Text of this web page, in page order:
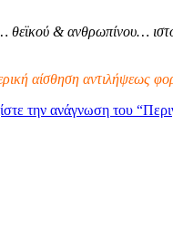
& ανθρωπίνου…
αίσθηση αντιλήψεως
την ανάγνωση του